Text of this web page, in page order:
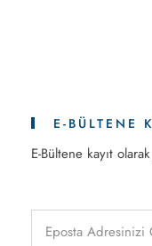
E-BÜLTENE
E-Bültene kayıt